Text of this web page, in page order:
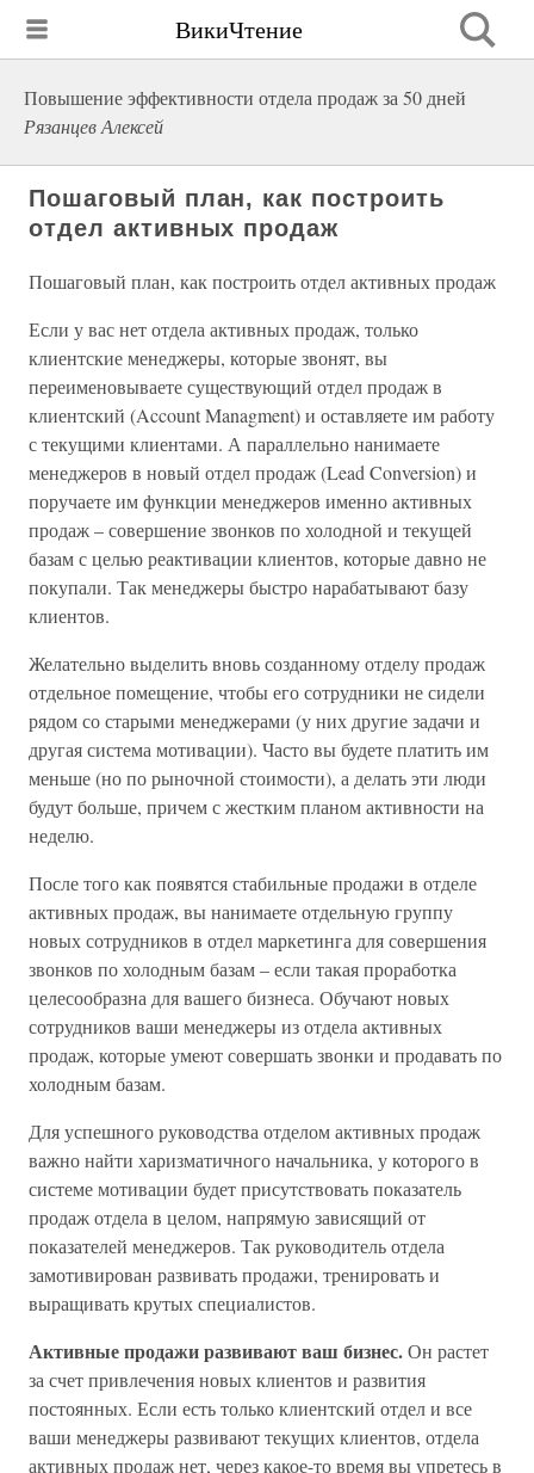
ВикиЧтение
Повышение эффективности отдела продаж за 50 дней
Рязанцев Алексей
Пошаговый план, как построить
отдел активных продаж
Пошаговый план, как построить отдел активных продаж
Если у вас нет отдела активных продаж, только
клиентские менеджеры, которые звонят, вы
переименовываете существующий отдел продаж в
клиентский (Account Managment) и оставляете им работу
с текущими клиентами. А параллельно нанимаете
менеджеров в новый отдел продаж (Lead Conversion) и
поручаете им функции менеджеров именно активных
продаж – совершение звонков по холодной и текущей
базам с целью реактивации клиентов, которые давно не
покупали. Так менеджеры быстро нарабатывают базу
клиентов.
Желательно выделить вновь созданному отделу продаж
отдельное помещение, чтобы его сотрудники не сидели
рядом со старыми менеджерами (у них другие задачи и
другая система мотивации). Часто вы будете платить им
меньше (но по рыночной стоимости), а делать эти люди
будут больше, причем с жестким планом активности на
неделю.
После того как появятся стабильные продажи в отделе
активных продаж, вы нанимаете отдельную группу
новых сотрудников в отдел маркетинга для совершения
звонков по холодным базам – если такая проработка
целесообразна для вашего бизнеса. Обучают новых
сотрудников ваши менеджеры из отдела активных
продаж, которые умеют совершать звонки и продавать по
холодным базам.
Для успешного руководства отделом активных продаж
важно найти харизматичного начальника, у которого в
системе мотивации будет присутствовать показатель
продаж отдела в целом, напрямую зависящий от
показателей менеджеров. Так руководитель отдела
замотивирован развивать продажи, тренировать и
выращивать крутых специалистов.
Активные продажи развивают ваш бизнес.Он растет
за счет привлечения новых клиентов и развития
постоянных. Если есть только клиентский отдел и все
ваши менеджеры развивают текущих клиентов, отдела
активных продаж нет, через какое-то время вы упретесь в